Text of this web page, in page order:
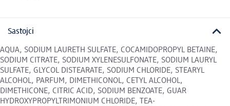
Sastojci
AQUA, SODIUM LAURETH SULFATE, COCAMIDOPROPYL BETAINE,
SODIUM CITRATE, SODIUM XYLENESULFONATE, SODIUM LAURYL
SULFATE, GLYCOL DISTEARATE, SODIUM CHLORIDE, STEARYL
ALCOHOL, PARFUM, DIMETHICONOL, CETYL ALCOHOL,
DIMETHICONE, CITRIC ACID, SODIUM BENZOATE, GUAR
HYDROXYPROPYLTRIMONIUM CHLORIDE, TEA-